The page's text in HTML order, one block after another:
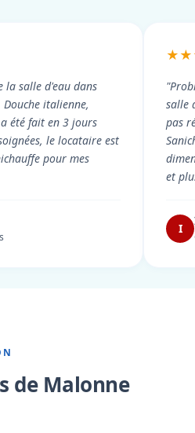
la salle d'eau dans
italienne,
été fait en 3 jours
le locataire est
pour mes
salle
pas
et
I
de Malonne